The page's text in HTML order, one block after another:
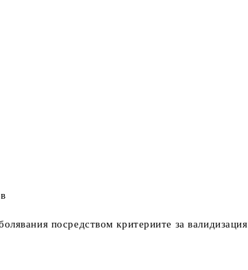
посредством критериите за валидизация